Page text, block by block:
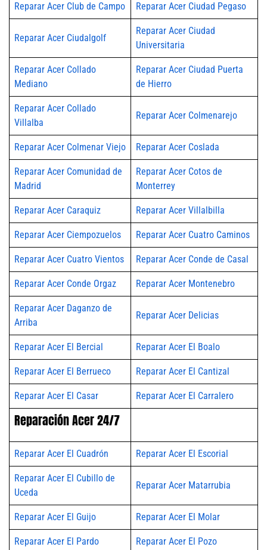
Reparar Acer Club de Campo Reparar Acer Ciudad Pegaso
Reparar Acer Ciudalgolf
Reparar Acer Ciudad
Universitaria
Reparar Acer Collado
Mediano
Reparar Acer Ciudad Puerta
de Hierro
Reparar Acer Collado
Villalba
Reparar Acer Colmenarejo
Reparar Acer Colmenar Viejo Reparar Acer Coslada
Reparar Acer Comunidad de
Madrid
Reparar Acer Cotos de
Monterrey
Reparar Acer Caraquiz Reparar Acer Villalbilla
Reparar Acer Ciempozuelos Reparar Acer Cuatro Caminos
Reparar Acer Cuatro Vientos Reparar Acer Conde de Casal
Reparar Acer Conde Orgaz Reparar Acer Montenebro
Reparar Acer Daganzo de
Arriba
Reparar Acer Delicias
Reparar Acer El Bercial Reparar Acer El Boalo
Reparar Acer El Berrueco Reparar Acer El Cantizal
Reparar Acer El Casar Reparar Acer El Carralero
Reparación Acer 24/7
Reparar Acer El Cuadrón Reparar Acer El Escorial
Reparar Acer El Cubillo de
Uceda
Reparar Acer Matarrubia
Reparar Acer El Guijo Reparar Acer El Molar
Reparar Acer El Pardo Reparar Acer El Pozo